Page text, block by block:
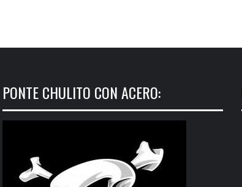
PONTE CHULITO CON ACERO: